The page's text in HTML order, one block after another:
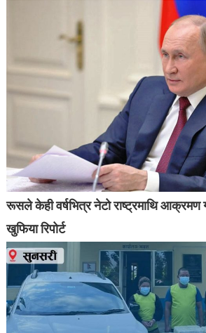
रूसले केही वर्षभित्र नेटो राष्ट्रमाथि आक्रमण
खुफिया रिपोर्ट